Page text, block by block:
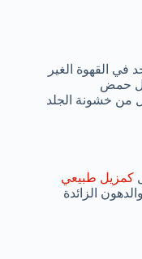
في القهوة الغير
حمض
من خشونة الجلد
كمزيل طبيعي
الزائدة